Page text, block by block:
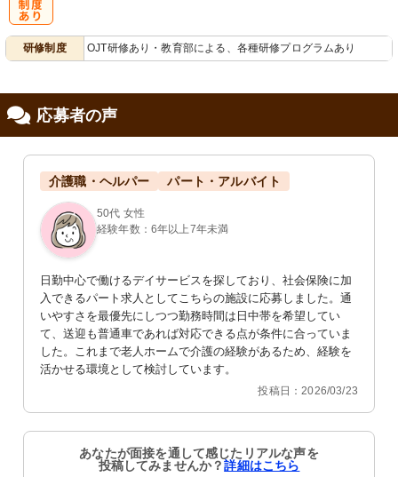
研修制度 OJT研修あり・教育部による、各種研修プログラムあり
応募者の声
介護職・ヘルパー パート・アルバイト
50代 女性
経験年数：6年以上7年未満
日勤中心で働けるデイサービスを探しており、社会保険に加
入できるパート求人としてこちらの施設に応募しました。通
いやすさを最優先にしつつ勤務時間は日中帯を希望してい
て、送迎も普通車であれば対応できる点が条件に合っていま
した。これまで老人ホームで介護の経験があるため、経験を
活かせる環境として検討しています。
投稿日：2026/03/23
あなたが面接を通して感じたリアルな声を
投稿してみませんか？詳細はこちら